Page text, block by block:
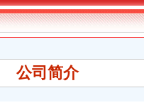
公司简介